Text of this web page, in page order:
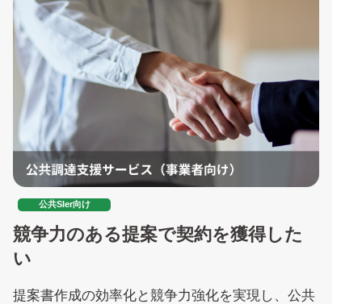
公共SIer向け
競争力のある提案で契約を獲得した
い
提案書作成の効率化と競争力強化を実現し、公共